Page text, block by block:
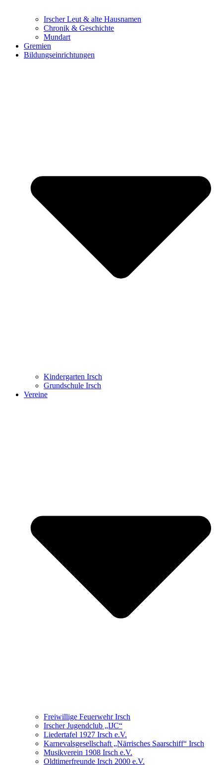
Irscher Leut & alte Hausnamen
Chronik & Geschichte
Mundart
Gremien
Bildungseinrichtungen
Kindergarten Irsch
Grundschule Irsch
Vereine
Freiwillige Feuerwehr Irsch
Irscher Jugendclub „IJC“
Liedertafel 1927 Irsch e.V.
Karnevalsgesellschaft „Närrisches Saarschiff“ Irsch
Musikverein 1908 Irsch e.V.
Oldtimerfreunde Irsch 2000 e.V.